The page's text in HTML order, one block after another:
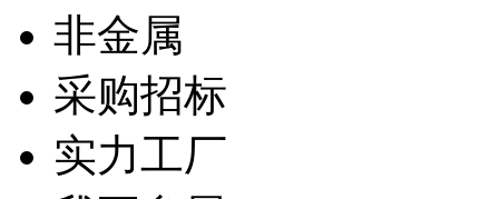
非金属
采购招标
实力工厂